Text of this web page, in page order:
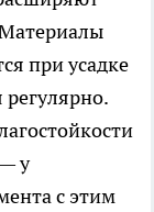
при усадке
регулярно.
у
с этим